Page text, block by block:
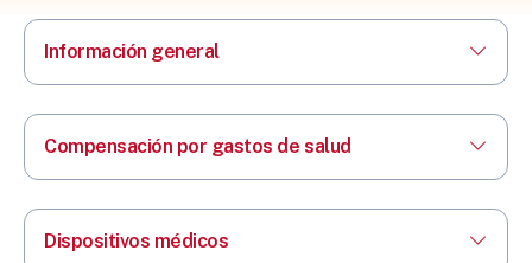
Información general
Compensación por gastos de salud
Dispositivos médicos